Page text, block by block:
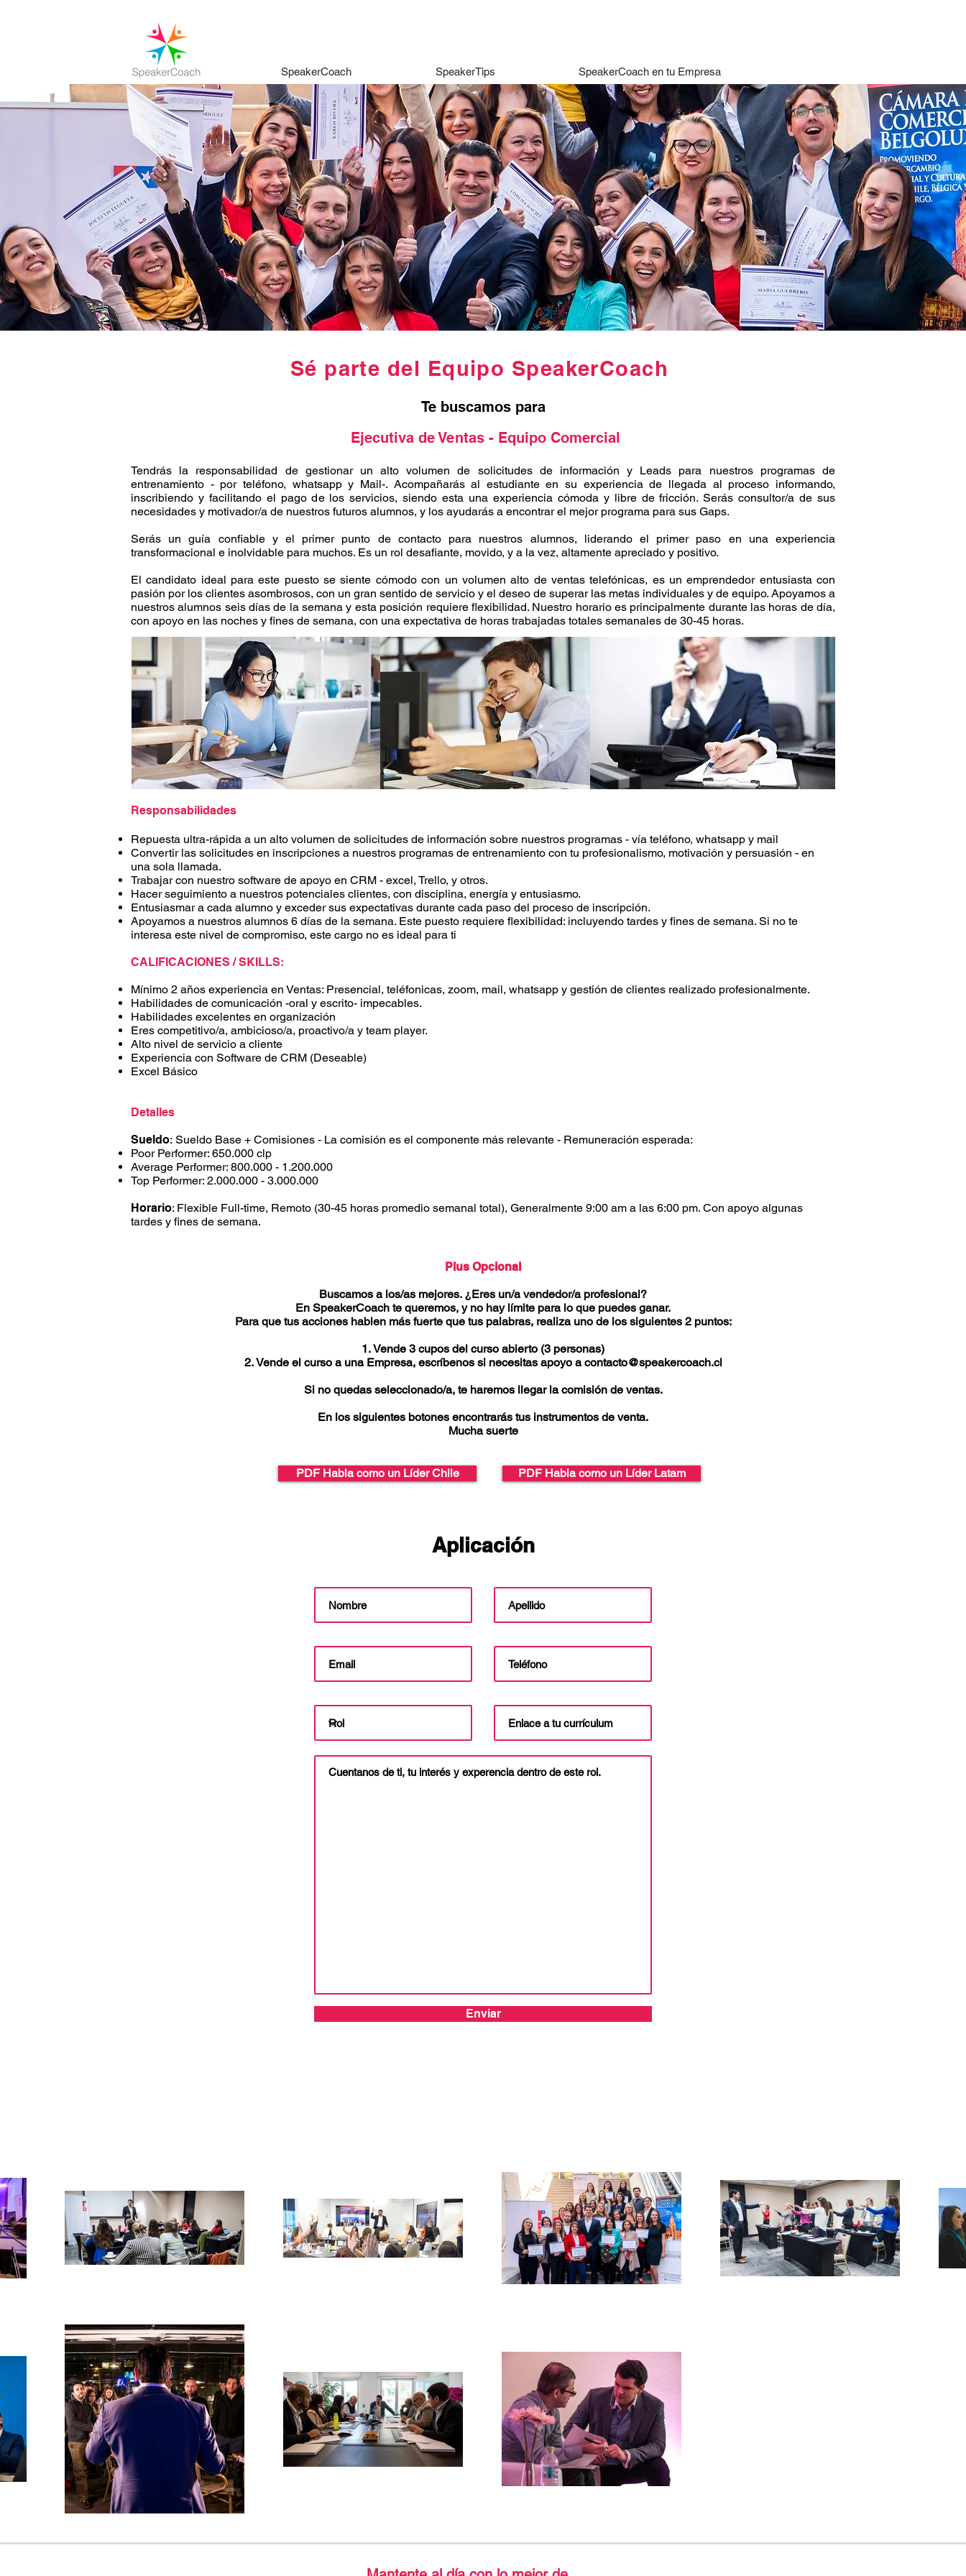
SpeakerCoach SpeakerTips SpeakerCoach en tu Empresa
Sé parte del Equipo SpeakerCoach
Te buscamos para
Ejecutiva de Ventas - Equipo Comercial
Tendrás la responsabilidad de gestionar un alto volumen de solicitudes de información y Leads para nuestros programas de
entrenamiento - por teléfono, whatsapp y Mail-. Acompañarás al estudiante en su experiencia de llegada al proceso informando,
inscribiendo y facilitando el pago de los servicios, siendo esta una experiencia cómoda y libre de fricción. Serás consultor/a de sus
necesidades y motivador/a de nuestros futuros alumnos, y los ayudarás a encontrar el mejor programa para sus Gaps.
Serás un guía confiable y el primer punto de contacto para nuestros alumnos, liderando el primer paso en una experiencia
transformacional e inolvidable para muchos. Es un rol desafiante, movido, y a la vez, altamente apreciado y positivo.
El candidato ideal para este puesto se siente cómodo con un volumen alto de ventas telefónicas, es un emprendedor entusiasta con
pasión por los clientes asombrosos, con un gran sentido de servicio y el deseo de superar las metas individuales y de equipo. Apoyamos a
nuestros alumnos seis días de la semana y esta posición requiere flexibilidad. Nuestro horario es principalmente durante las horas de día,
con apoyo en las noches y fines de semana, con una expectativa de horas trabajadas totales semanales de 30-45 horas.
Responsabilidades
Repuesta ultra-rápida a un alto volumen de solicitudes de información sobre nuestros programas - vía teléfono, whatsapp y mail
Convertir las solicitudes en inscripciones a nuestros programas de entrenamiento con tu profesionalismo, motivación y persuasión - en
una sola llamada.
Trabajar con nuestro software de apoyo en CRM - excel, Trello, y otros.
Hacer seguimiento a nuestros potenciales clientes, con disciplina, energía y entusiasmo.
Entusiasmar a cada alumno y exceder sus expectativas durante cada paso del proceso de inscripción.
Apoyamos a nuestros alumnos 6 días de la semana. Este puesto requiere flexibilidad: incluyendo tardes y fines de semana. Si no te
interesa este nivel de compromiso, este cargo no es ideal para ti
CALIFICACIONES / SKILLS:
Mínimo 2 años experiencia en Ventas: Presencial, teléfonicas, zoom, mail, whatsapp y gestión de clientes realizado profesionalmente.
Habilidades de comunicación -oral y escrito- impecables.
Habilidades excelentes en organización
Eres competitivo/a, ambicioso/a, proactivo/a y team player.
Alto nivel de servicio a cliente
Experiencia con Software de CRM (Deseable)
Excel Básico
Detalles
Sueldo: Sueldo Base + Comisiones - La comisión es el componente más relevante - Remuneración esperada:
Poor Performer: 650.000 clp
Average Performer: 800.000 - 1.200.000
Top Performer: 2.000.000 - 3.000.000
Horario: Flexible Full-time, Remoto (30-45 horas promedio semanal total), Generalmente 9:00 am a las 6:00 pm. Con apoyo algunas
tardes y fines de semana.
Plus Opcional
Buscamos a los/as mejores. ¿Eres un/a vendedor/a profesional?
En SpeakerCoach te queremos, y no hay límite para lo que puedes ganar.
Para que tus acciones hablen más fuerte que tus palabras, realiza uno de los siguientes 2 puntos:
Vende 3 cupos del curso abierto (3 personas)
Vende el curso a una Empresa, escríbenos si necesitas apoyo acontacto@speakercoach.cl
Si no quedas seleccionado/a, te haremos llegar la comisión de ventas.
En los siguientes botones encontrarás tus instrumentos de venta.
Mucha suerte
PDF Habla como un Líder Chile PDF Habla como un Líder Latam
Aplicación
Enviar